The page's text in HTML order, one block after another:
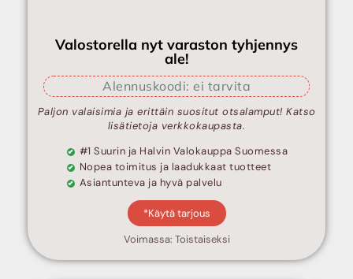
Valostorella nyt varaston tyhjennys
ale!
Alennuskoodi: ei tarvita
Paljon valaisimia ja erittäin suositut otsalamput! Katso
lisätietoja verkkokaupasta.
#1 Suurin ja Halvin Valokauppa Suomessa
Nopea toimitus ja laadukkaat tuotteet
Asiantunteva ja hyvä palvelu
*Käytä tarjous
Voimassa: Toistaiseksi